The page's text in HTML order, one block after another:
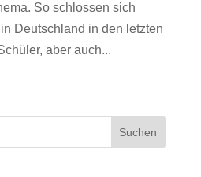
So schlossen sich
Deutschland in den letzten
aber auch...